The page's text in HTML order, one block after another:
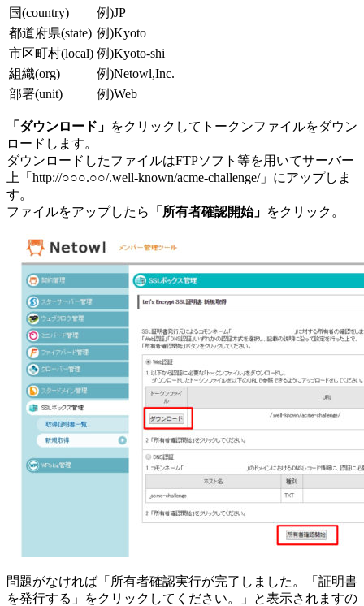
国(country)
例)JP
都道府県(state) 例)Kyoto
市区町村(local) 例)Kyoto-shi
組織(org)
例)Netowl,Inc.
部署(unit)
例)Web
「ダウンロード」 をクリックしてトークンファイルをダウン
ロードします。
ダウンロードしたファイルはFTPソフト等を用いてサーバー
上「http://○○○.○○/.well-known/acme-challenge/」にアップしま
す。
ファイルをアップしたら
「所有者確認開始」 をクリック。
問題がなければ「所有者確認実行が完了しました。「証明書
を発行する」をクリックしてください。」と表示されますの